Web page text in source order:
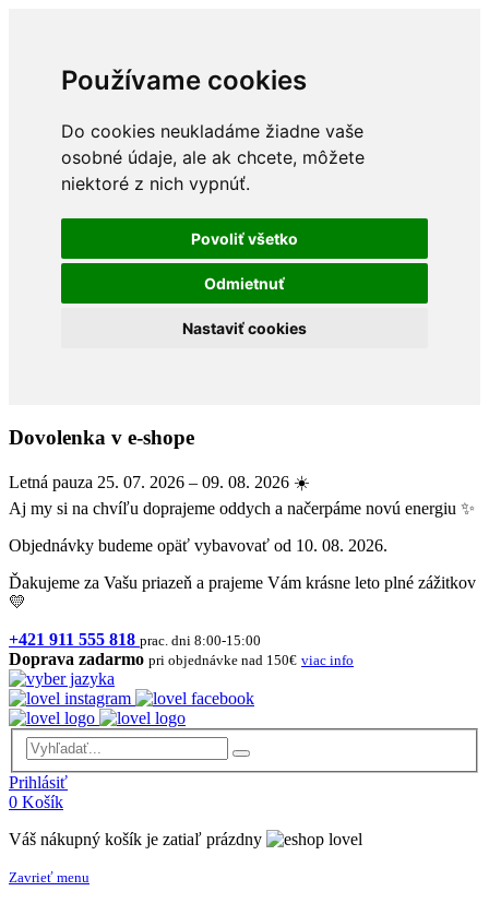
Používame cookies
Do cookies neukladáme žiadne vaše
osobné údaje, ale ak chcete, môžete
niektoré z nich vypnúť.
Povoliť všetko
Odmietnuť
Nastaviť cookies
Dovolenka v e-shope
Letná pauza 25. 07. 2026 – 09. 08. 2026 ☀️
Aj my si na chvíľu doprajeme oddych a načerpáme novú energiu ✨
Objednávky budeme opäť vybavovať od 10. 08. 2026.
Ďakujeme za Vašu priazeň a prajeme Vám krásne leto plné zážitkov
💛
+421 911 555 818 prac. dni 8:00-15:00
Doprava zadarmo pri objednávke nad 150€ viac info
Prihlásiť
0 Košík
Váš nákupný košík je zatiaľ prázdny
Zavrieť menu